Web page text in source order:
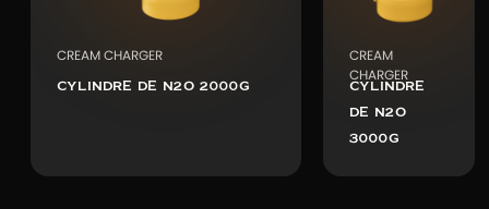
CREAM CHARGER
CYLINDRE DE N2O 2000G
CREAM
CHARGER
CYLINDRE
DE N2O
3000G